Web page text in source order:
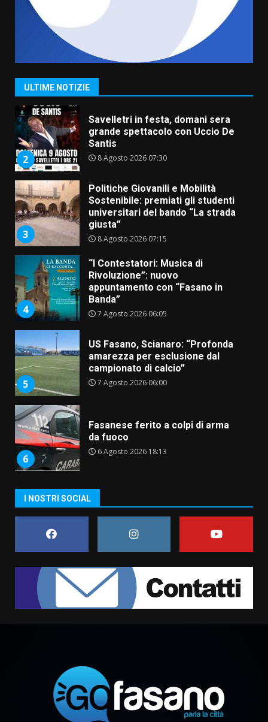
ULTIME NOTIZIE
6 Agosto 2026 14:16
1
La Banda Città di Fasano apre
ufficialmente la Festa di
2
Savelletri in festa, domani sera
grande spettacolo con Uccio De
Santis
8 Agosto 2026 07:30
3
Politiche Giovanili e Mobilità
Sostenibile: premiati gli studenti
universitari del bando “La strada
giusta”
8 Agosto 2026 07:15
4
“I Contestatori: Musica di
Rivoluzione”: nuovo
appuntamento con “Fasano in
Banda”
7 Agosto 2026 06:05
5
US Fasano, Scianaro: “Profonda
amarezza per esclusione dal
campionato di calcio”
7 Agosto 2026 06:00
6
Fasanese ferito a colpi di arma
da fuoco
6 Agosto 2026 18:13
di aperture straordinarie del
Comune di Fasano
6 Agosto 2026 14:16
1
La Banda Città di Fasano apre
ufficialmente la Festa di
Savelletri
8 Agosto 2026 11:00
Santis
8 Agosto 2026 07:30
Politiche Giovanili e Mobilità
I NOSTRI SOCIAL